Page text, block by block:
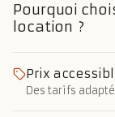
Pourquoi
location ?
Prix
Des tarifs